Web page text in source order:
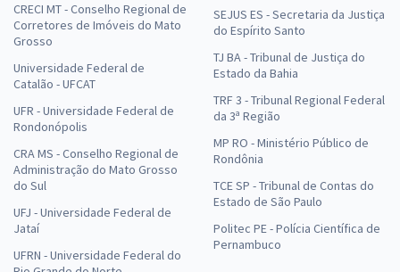
CRECI MT - Conselho Regional de
Corretores de Imóveis do Mato
Grosso
Universidade Federal de
Catalão - UFCAT
UFR - Universidade Federal de
Rondonópolis
CRA MS - Conselho Regional de
Administração do Mato Grosso
do Sul
UFJ - Universidade Federal de
Jataí
UFRN - Universidade Federal do
SEJUS ES - Secretaria da Justiça
do Espírito Santo
TJ BA - Tribunal de Justiça do
Estado da Bahia
TRF 3 - Tribunal Regional Federal
da 3ª Região
MP RO - Ministério Público de
Rondônia
TCE SP - Tribunal de Contas do
Estado de São Paulo
Politec PE - Polícia Científica de
Pernambuco